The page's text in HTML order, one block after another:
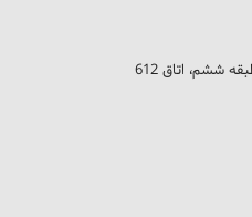
ششم، اتاق 612